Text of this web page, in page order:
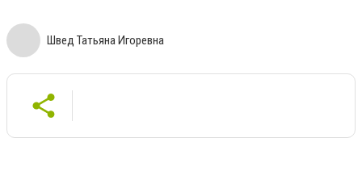
Швед Татьяна Игоревна